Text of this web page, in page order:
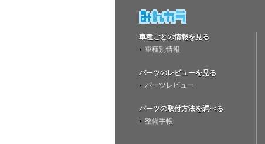
車種ごとの情報を見る
車種別情報
パーツのレビューを見る
パーツレビュー
パーツの取付方法を調べる
整備手帳